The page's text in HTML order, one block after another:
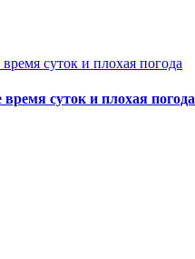
суток и плохая погода
суток и плохая погода